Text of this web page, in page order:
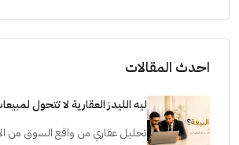
احدث المقالات
ليه الليدز العقارية لا تتحول
تحليل عقاري من واقع السوق من